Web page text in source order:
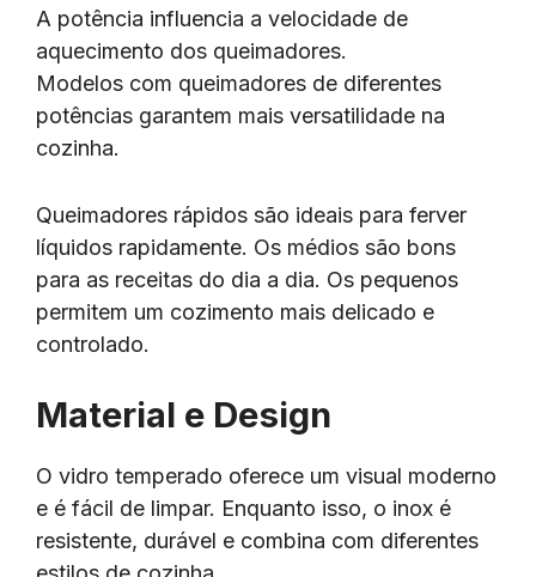
A potência influencia a velocidade de
aquecimento dos queimadores.
Modelos com queimadores de diferentes
potências garantem mais versatilidade na
cozinha.
Queimadores rápidos são ideais para ferver
líquidos rapidamente. Os médios são bons
para as receitas do dia a dia. Os pequenos
permitem um cozimento mais delicado e
controlado.
Material e Design
O vidro temperado oferece um visual moderno
e é fácil de limpar. Enquanto isso, o inox é
resistente, durável e combina com diferentes